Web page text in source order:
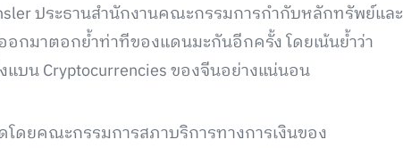
ประธานสำนักงานคณะกรรมการกำกับหลักทรัพย์และ
กมาตอกย้ำท่าทีของแดนมะกันอีกครั้ง โดยเน้นย้ำว่า
บน Cryptocurrencies ของจีนอย่างแน่นอน
ดยคณะกรรมการสภาบริการทางการเงินของ